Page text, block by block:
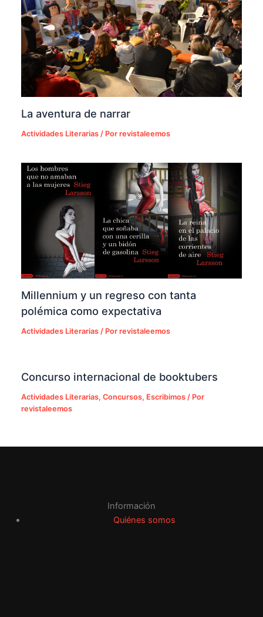
La aventura de narrar
Actividades Literarias / Porrevistaleemos
Millennium y un regreso con tanta
polémica como expectativa
Actividades Literarias / Porrevistaleemos
Concurso internacional de booktubers
Actividades Literarias,Concursos, Escribimos / Por
revistaleemos
Información
Quiénes somos